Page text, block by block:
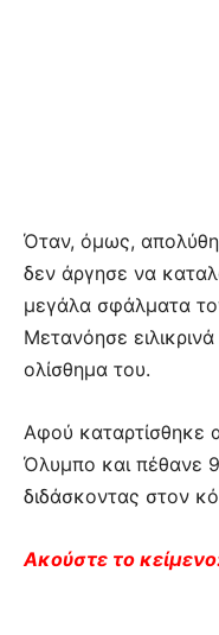
Όταν, όμως,
δεν άργησε να
μεγάλα σφάλματα
Μετανόησε
ολίσθημα του.
Αφού καταρτίσθηκε
Όλυμπο και πέθανε
διδάσκοντας στον
Ακούστε το